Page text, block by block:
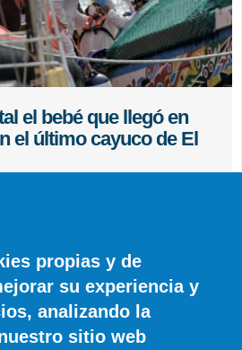
el bebé que llegó en
el último cayuco de El
propias y de
su experiencia y
analizando la
sitio web